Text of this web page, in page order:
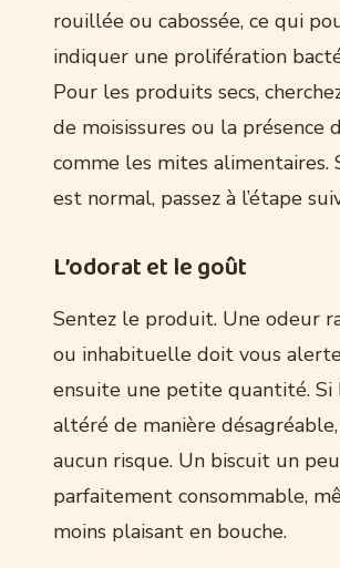
rouillée ou cabossée, ce qui
indiquer une prolifération
Pour les produits secs,
de moisissures ou la présence
comme les mites alimentaires.
est normal, passez à l’étape
L’odorat et le goût
Sentez le produit. Une odeur
ou inhabituelle doit vous
ensuite une petite quantité.
altéré de manière
aucun risque. Un biscuit un
parfaitement consommable,
moins plaisant en bouche.